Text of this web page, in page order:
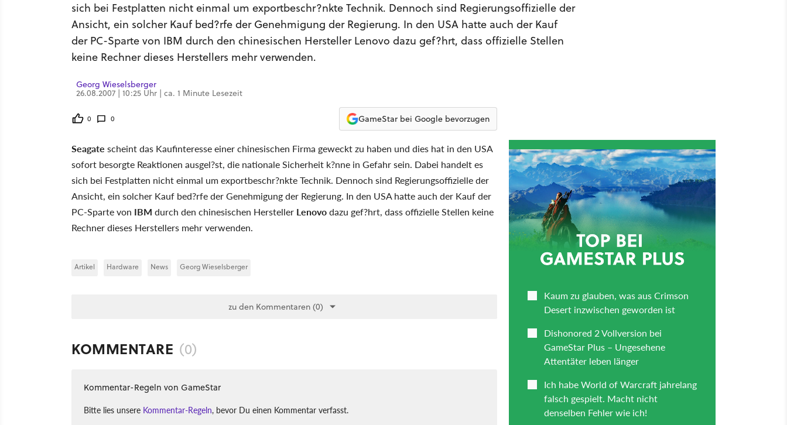
sich bei Festplatten nicht einmal um exportbeschr?nkte Technik. Dennoch sind Regierungsoffizielle der
Ansicht, ein solcher Kauf bed?rfe der Genehmigung der Regierung. In den USA hatte auch der Kauf
der PC-Sparte von IBM durch den chinesischen Hersteller Lenovo dazu gef?hrt, dass offizielle Stellen
keine Rechner dieses Herstellers mehr verwenden.
Georg Wieselsberger
26.08.2007 | 10:25 Uhr | ca. 1 Minute Lesezeit
0 0 GameStar bei Google bevorzugen
Seagate scheint das Kaufinteresse einer chinesischen Firma geweckt zu haben und dies hat in den USA
sofort besorgte Reaktionen ausgel?st, die nationale Sicherheit k?nne in Gefahr sein. Dabei handelt es
sich bei Festplatten nicht einmal um exportbeschr?nkte Technik. Dennoch sind Regierungsoffizielle der
Ansicht, ein solcher Kauf bed?rfe der Genehmigung der Regierung. In den USA hatte auch der Kauf der
PC-Sparte von IBM durch den chinesischen Hersteller Lenovodazu gef?hrt, dass offizielle Stellen keine
Rechner dieses Herstellers mehr verwenden.
Artikel Hardware News Georg Wieselsberger
zu den Kommentaren (0)
KOMMENTARE (0)
Kommentar-Regeln von GameStar
Bitte lies unsere Kommentar-Regeln, bevor Du einen Kommentar verfasst.